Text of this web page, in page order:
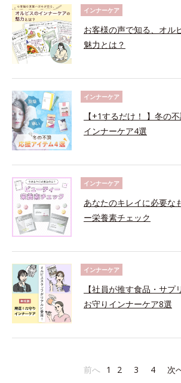
インナーケア
お客様の声で知る、オル
魅力とは？
インナーケア
【+1するだけ！ 】冬の
インナーケア4選
インナーケア
あなたのキレイに必要な
ー栄養素チェック
インナーケア
【社員が推す食品・サ
お守りインナーケア8選
前へ 1 2 3 4 次